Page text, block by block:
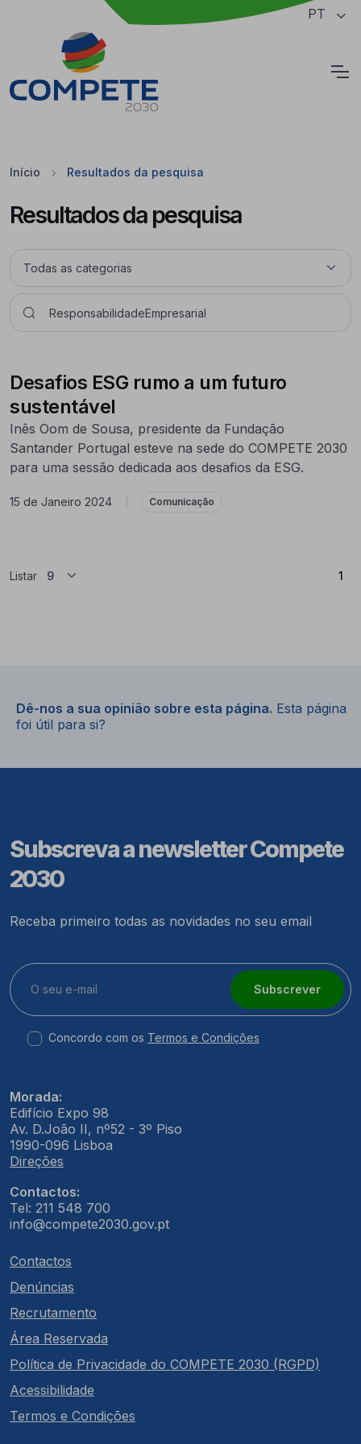
Saltar para o conteúdo principal da página PT
Início Resultados da pesquisa
Resultados da pesquisa
Desafios ESG rumo a um futuro
sustentável
Inês Oom de Sousa, presidente da Fundação
Santander Portugal esteve na sede do COMPETE 2030
para uma sessão dedicada aos desafios da ESG.
15 de Janeiro 2024 Comunicação
Listar 1
Dê-nos a sua opinião sobre esta página. Esta página
foi útil para si?
Subscreva a newsletter Compete
2030
Receba primeiro todas as novidades no seu email
Subscrever
Concordo com os Termos e Condições
Morada:
Edifício Expo 98
Av. D.João II, nº52 - 3º Piso
1990-096 Lisboa
Direções
Contactos:
Tel: 211 548 700
info@compete2030.gov.pt
Contactos
Denúncias
Recrutamento
Área Reservada
Política de Privacidade do COMPETE 2030 (RGPD)
Acessibilidade
Termos e Condições